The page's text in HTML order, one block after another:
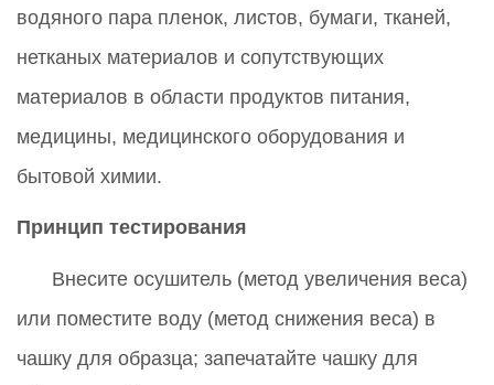
водяного пара пленок, листов, бумаги, тканей,
нетканых материалов и сопутствующих
материалов в области продуктов питания,
медицины, медицинского оборудования и
бытовой химии.
Принцип тестирования
Внесите осушитель (метод увеличения веса)
или поместите воду (метод снижения веса) в
чашку для образца; запечатайте чашку для